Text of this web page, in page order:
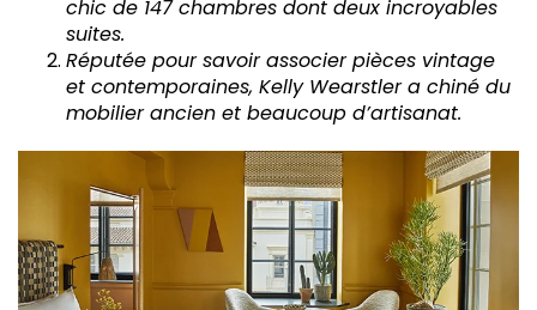
chic de 147 chambres dont deux incroyables
suites.
Réputée pour savoir associer pièces vintage
et contemporaines, Kelly Wearstler a chiné du
mobilier ancien et beaucoup d’artisanat.